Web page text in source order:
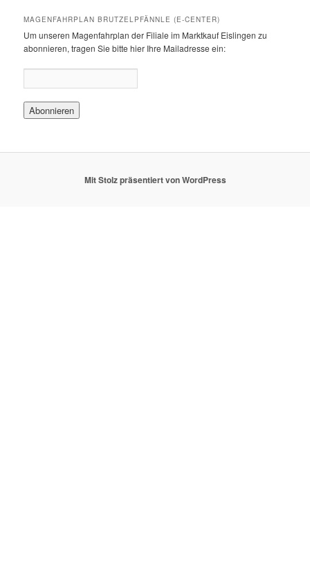
MAGENFAHRPLAN BRUTZELPFÄNNLE (E-CENTER)
Um unseren Magenfahrplan der Filiale im Marktkauf Eislingen zu
abonnieren, tragen Sie bitte hier Ihre Mailadresse ein:
Mit Stolz präsentiert von WordPress